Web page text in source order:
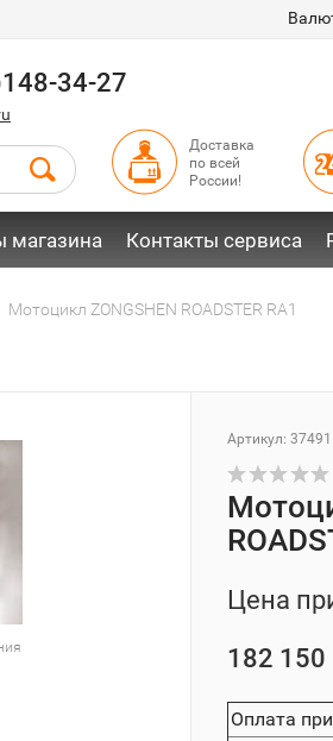
34-27
Доставка
по всей
России!
магазина Контакты сервиса
Мотоцикл ZONGSHEN ROADSTER RA1
Артикул: 37491
Цена
182 150
Оплата